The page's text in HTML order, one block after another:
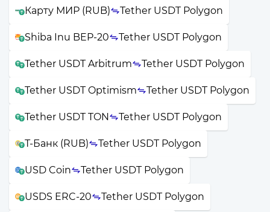
Карту МИР (RUB) Tether USDT Polygon
Shiba Inu BEP-20 Tether USDT Polygon
Tether USDT Arbitrum Tether USDT Polygon
Tether USDT Optimism Tether USDT Polygon
Tether USDT TON Tether USDT Polygon
Т-Банк (RUB) Tether USDT Polygon
USD Coin Tether USDT Polygon
USDS ERC-20 Tether USDT Polygon